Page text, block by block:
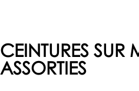
CEINTURES SUR
ASSORTIES